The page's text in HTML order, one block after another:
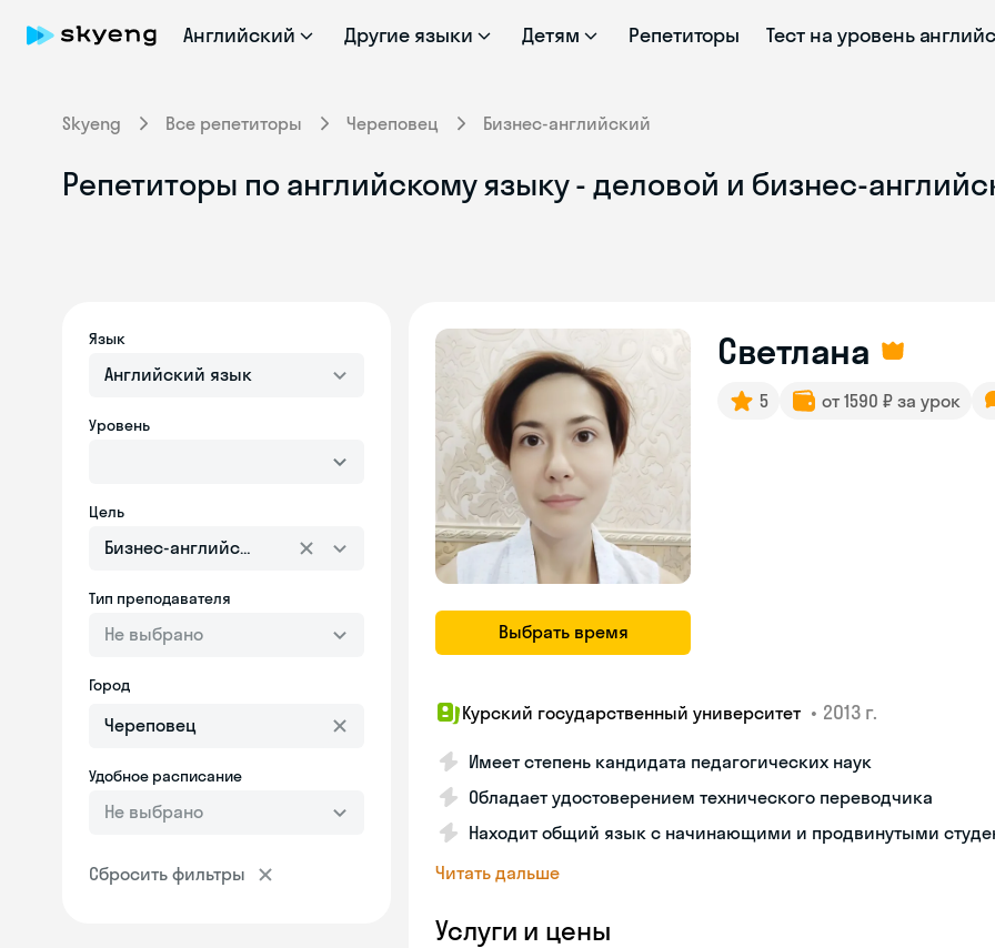
Английский Другие языки Детям Репетиторы Тест на уровень
Skyeng Все репетиторы Череповец Бизнес-английский
Репетиторы по английскому языку - деловой и бизнес-
Язык
Английский язык
Уровень
Цель
Бизнес-английский
Тип преподавателя
Не выбрано
Город
Удобное расписание
Не выбрано
Сбросить фильтры
Выбрать время
Светлана
5 от 1590 ₽ за урок
Курский государственный университет • 2013 г.
Имеет степень кандидата педагогических наук
Обладает удостоверением технического переводчика
Находит общий язык с начинающими и продвинутыми
Читать дальше
Услуги и цены